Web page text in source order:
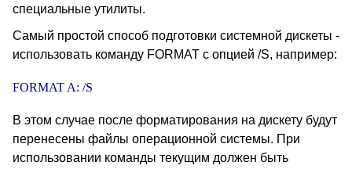
специальные утилиты.
Самый простой способ подготовки системной дискеты -
использовать команду FORMAT с опцией /S, например:
FORMAT A: /S
В этом случае после форматирования на дискету будут
перенесены файлы операционной системы. При
использовании команды текущим должен быть